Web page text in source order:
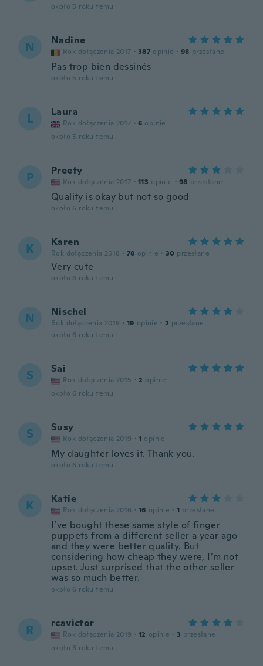
około 5 roku temu
N Nadine
Rok dołączenia 2017 · 387 opinie · 98 przesłane
Pas trop bien dessinés
około 5 roku temu
L Laura
Rok dołączenia 2017 · 6 opinie
około 5 roku temu
P Preety
Rok dołączenia 2017 · 113 opinie · 98 przesłane
Quality is okay but not so good
około 6 roku temu
K Karen
Rok dołączenia 2018 · 78 opinie · 30 przesłane
Very cute
około 6 roku temu
N Nischel
Rok dołączenia 2019 · 19 opinie · 2 przesłane
około 6 roku temu
S Sai
Rok dołączenia 2015 · 2 opinie
około 6 roku temu
S Susy
Rok dołączenia 2019 · 1 opinie
My daughter loves it. Thank you.
około 6 roku temu
K Katie
Rok dołączenia 2016 · 16 opinie · 1 przesłane
I’ve bought these same style of finger
puppets from a different seller a year ago
and they were better quality. But
considering how cheap they were, I’m not
upset. Just surprised that the other seller
was so much better.
około 6 roku temu
R rcavictor
Rok dołączenia 2019 · 12 opinie · 3 przesłane
około 6 roku temu